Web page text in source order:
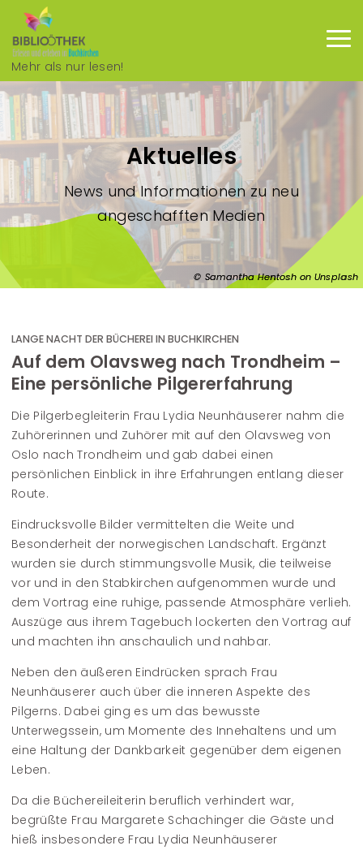
Mehr als nur lesen!
Samantha Hentosh on Unsplash
Aktuelles
News und Informationen zu neu
angeschafften Medien
LANGE NACHT DER BÜCHEREI IN BUCHKIRCHEN
Auf dem Olavsweg nach Trondheim –
Eine persönliche Pilgererfahrung
Die Pilgerbegleiterin Frau Lydia Neunhäuserer nahm die
Zuhörerinnen und Zuhörer mit auf den Olavsweg von
Oslo nach Trondheim und gab dabei einen
persönlichen Einblick in ihre Erfahrungen entlang dieser
Route.
Eindrucksvolle Bilder vermittelten die Weite und
Besonderheit der norwegischen Landschaft. Ergänzt
wurden sie durch stimmungsvolle Musik, die teilweise
vor und in den Stabkirchen aufgenommen wurde und
dem Vortrag eine ruhige, passende Atmosphäre verlieh.
Auszüge aus ihrem Tagebuch lockerten den Vortrag auf
und machten ihn anschaulich und nahbar.
Neben den äußeren Eindrücken sprach Frau
Neunhäuserer auch über die inneren Aspekte des
Pilgerns. Dabei ging es um das bewusste
Unterwegssein, um Momente des Innehaltens und um
eine Haltung der Dankbarkeit gegenüber dem eigenen
Leben.
Da die Büchereileiterin beruflich verhindert war,
begrüßte Frau Margarete Schachinger die Gäste und
hieß insbesondere Frau Lydia Neunhäuserer